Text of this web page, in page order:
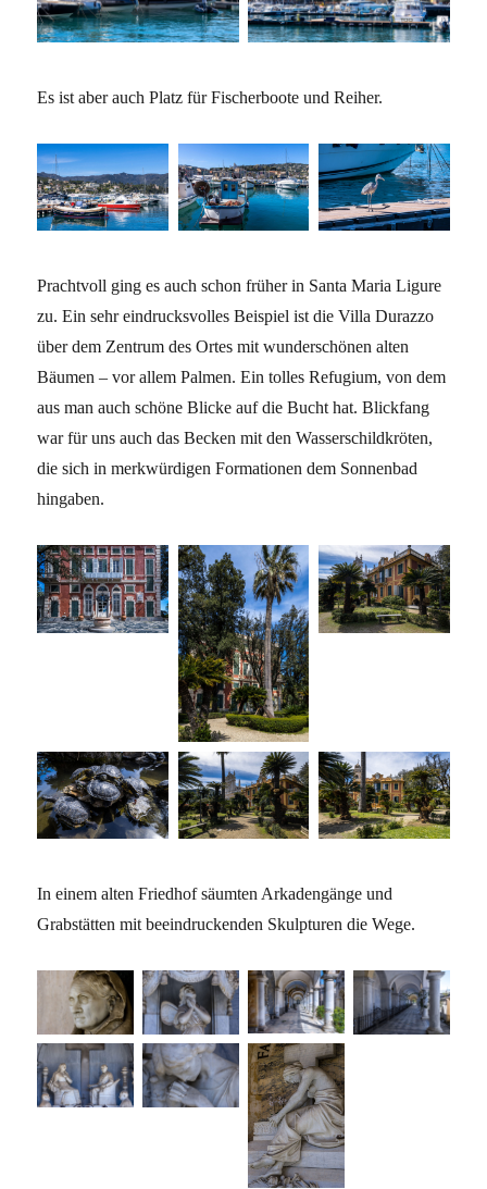
Es ist aber auch Platz für Fischerboote und Reiher.
Prachtvoll ging es auch schon früher in Santa Maria Ligure
zu. Ein sehr eindrucksvolles Beispiel ist die Villa Durazzo
über dem Zentrum des Ortes mit wunderschönen alten
Bäumen – vor allem Palmen. Ein tolles Refugium, von dem
aus man auch schöne Blicke auf die Bucht hat. Blickfang
war für uns auch das Becken mit den Wasserschildkröten,
die sich in merkwürdigen Formationen dem Sonnenbad
hingaben.
In einem alten Friedhof säumten Arkadengänge und
Grabstätten mit beeindruckenden Skulpturen die Wege.